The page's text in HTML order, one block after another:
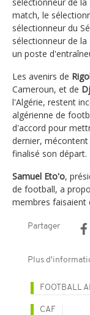
match, le
sélectionneur du
sélectionneur de
un poste
Les avenirs de
Cameroun, et de
l'Algérie, restent
algérienne de
d'accord pour
dernier,
finalisé son départ.
Samuel Eto'o,
de football, a
membres faisaient
Partager
Plus
FOOTBALL
CAF